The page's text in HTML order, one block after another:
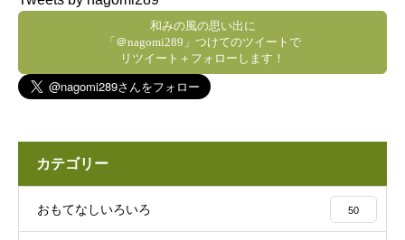
和みの風の思い出に
「＠nagomi289」つけてのツイートで
リツイート＋フォローします！
カテゴリー
おもてなしいろいろ 50